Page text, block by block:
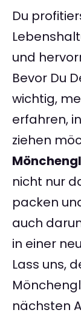
Du
und
Bevor Du
wichtig,
erfahren,
ziehen
nicht nur
packen
auch
in einer
Lass uns,
nächsten